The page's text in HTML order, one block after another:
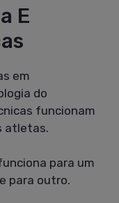
E
em
do
funcionam
atletas.
para um
para outro.